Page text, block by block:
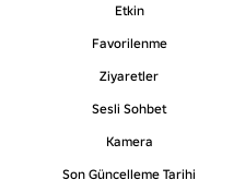
Etkin
Favorilenme
Ziyaretler
Sesli Sohbet
Kamera
Son Güncelleme Tarihi